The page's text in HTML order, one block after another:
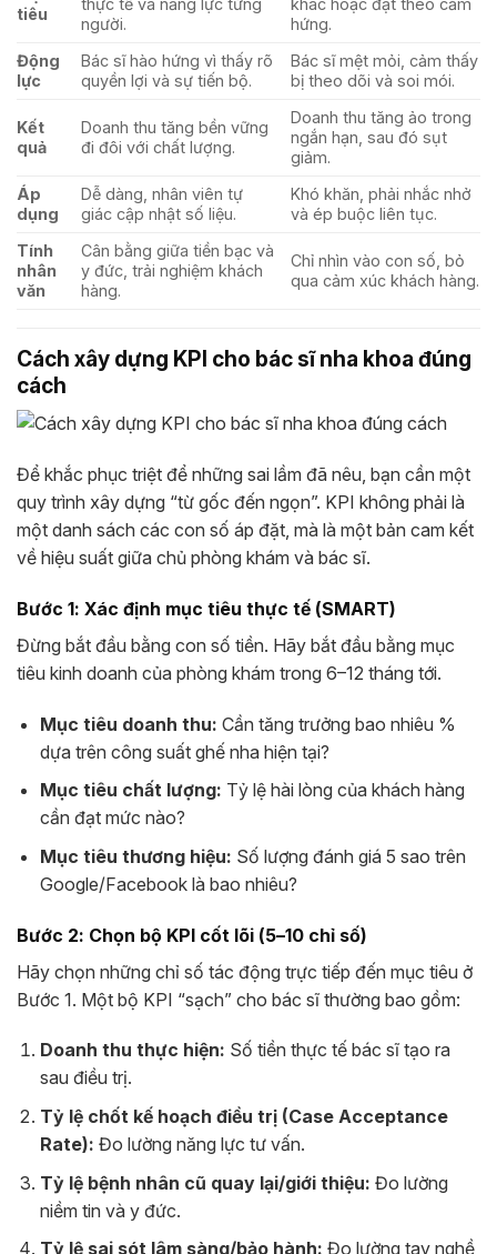
tiêu
người.
hứng.
Động
lực
Bác sĩ hào hứng vì thấy rõ
quyền lợi và sự tiến bộ.
Bác sĩ mệt mỏi, cảm thấy
bị theo dõi và soi mói.
Kết
quả
Doanh thu tăng bền vững
đi đôi với chất lượng.
Doanh thu tăng ảo trong
ngắn hạn, sau đó sụt
giảm.
Áp
dụng
Dễ dàng, nhân viên tự
giác cập nhật số liệu.
Khó khăn, phải nhắc nhở
và ép buộc liên tục.
Tính
nhân
văn
Cân bằng giữa tiền bạc và
y đức, trải nghiệm khách
hàng.
Chỉ nhìn vào con số, bỏ
qua cảm xúc khách hàng.
Cách xây dựng KPI cho bác sĩ nha khoa đúng
cách
Để khắc phục triệt để những sai lầm đã nêu, bạn cần một
quy trình xây dựng “từ gốc đến ngọn”. KPI không phải là
một danh sách các con số áp đặt, mà là một bản cam kết
về hiệu suất giữa chủ phòng khám và bác sĩ.
Bước 1: Xác định mục tiêu thực tế (SMART)
Đừng bắt đầu bằng con số tiền. Hãy bắt đầu bằng mục
tiêu kinh doanh của phòng khám trong 6–12 tháng tới.
Mục tiêu doanh thu: Cần tăng trưởng bao nhiêu %
dựa trên công suất ghế nha hiện tại?
Mục tiêu chất lượng: Tỷ lệ hài lòng của khách hàng
cần đạt mức nào?
Mục tiêu thương hiệu: Số lượng đánh giá 5 sao trên
Google/Facebook là bao nhiêu?
Bước 2: Chọn bộ KPI cốt lõi (5–10 chỉ số)
Hãy chọn những chỉ số tác động trực tiếp đến mục tiêu ở
Bước 1. Một bộ KPI “sạch” cho bác sĩ thường bao gồm:
Doanh thu thực hiện: Số tiền thực tế bác sĩ tạo ra
sau điều trị.
Tỷ lệ chốt kế hoạch điều trị (Case Acceptance
Rate): Đo lường năng lực tư vấn.
Tỷ lệ bệnh nhân cũ quay lại/giới thiệu: Đo lường
niềm tin và y đức.
Tỷ lệ sai sót lâm sàng/bảo hành: Đo lường tay nghề